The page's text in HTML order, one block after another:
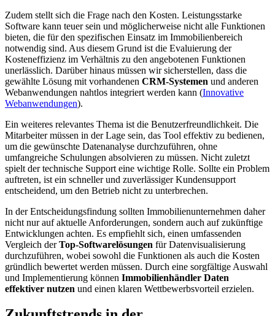
Zudem stellt sich die Frage nach den Kosten. Leistungsstarke
Software kann teuer sein und möglicherweise nicht alle Funktionen
bieten, die für den spezifischen Einsatz im Immobilienbereich
notwendig sind. Aus diesem Grund ist die Evaluierung der
Kosteneffizienz im Verhältnis zu den angebotenen Funktionen
unerlässlich. Darüber hinaus müssen wir sicherstellen, dass die
gewählte Lösung mit vorhandenen CRM-Systemen und anderen
Webanwendungen nahtlos integriert werden kann (Innovative
Webanwendungen).
Ein weiteres relevantes Thema ist die Benutzerfreundlichkeit. Die
Mitarbeiter müssen in der Lage sein, das Tool effektiv zu bedienen,
um die gewünschte Datenanalyse durchzuführen, ohne
umfangreiche Schulungen absolvieren zu müssen. Nicht zuletzt
spielt der technische Support eine wichtige Rolle. Sollte ein Problem
auftreten, ist ein schneller und zuverlässiger Kundensupport
entscheidend, um den Betrieb nicht zu unterbrechen.
In der Entscheidungsfindung sollten Immobilienunternehmen daher
nicht nur auf aktuelle Anforderungen, sondern auch auf zukünftige
Entwicklungen achten. Es empfiehlt sich, einen umfassenden
Vergleich derTop-Softwarelösungen für Datenvisualisierung
durchzuführen, wobei sowohl die Funktionen als auch die Kosten
gründlich bewertet werden müssen. Durch eine sorgfältige Auswahl
und Implementierung können Immobilienhändler Daten
effektiver nutzen und einen klaren Wettbewerbsvorteil erzielen.